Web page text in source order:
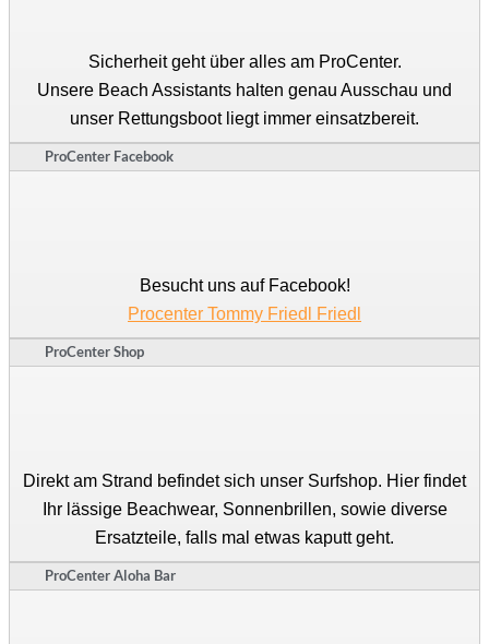
Sicherheit geht über alles am ProCenter.
Unsere Beach Assistants halten genau Ausschau und
unser Rettungsboot liegt immer einsatzbereit.
ProCenter Facebook
Besucht uns auf Facebook!
Procenter Tommy Friedl Friedl
ProCenter Shop
Direkt am Strand befindet sich unser Surfshop. Hier findet
Ihr lässige Beachwear, Sonnenbrillen, sowie diverse
Ersatzteile, falls mal etwas kaputt geht.
ProCenter Aloha Bar